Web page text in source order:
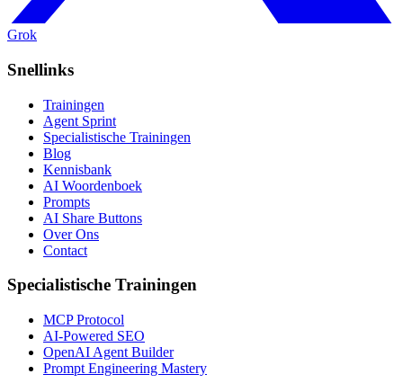
Grok
Snellinks
Trainingen
Agent Sprint
Specialistische Trainingen
Blog
Kennisbank
AI Woordenboek
Prompts
AI Share Buttons
Over Ons
Contact
Specialistische Trainingen
MCP Protocol
AI-Powered SEO
OpenAI Agent Builder
Prompt Engineering Mastery